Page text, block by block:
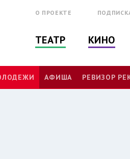
О ПРОЕКТЕ
ТЕАТР КИНО
АФИША РЕВИЗОР